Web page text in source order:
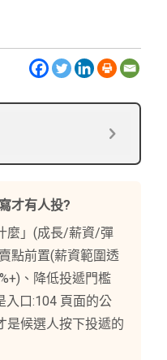
才有人投?
麼」(成長/薪資/彈
點前置(薪資範圍透
、降低投遞門檻
入口:104 頁面的公
是候選人按下投遞的